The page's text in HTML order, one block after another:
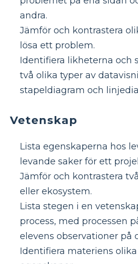
andra.
Jämför och kontrastera
lösa ett problem.
Identifiera likheterna och
två olika typer av
stapeldiagram och
Vetenskap
Lista egenskaperna hos
levande saker för ett
Jämför och kontrastera
eller ekosystem.
Lista stegen i en
process, med processen
elevens observationer på
Identifiera materiens